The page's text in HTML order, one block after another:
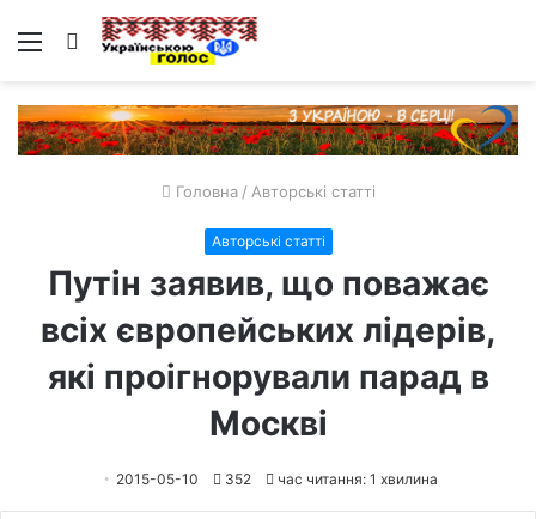
Меню Пошук
Головна / Авторські статті
Авторські статті
Путін заявив, що поважає
всіх європейських лідерів,
які проігнорували парад в
Москві
2015-05-10 352 час читання: 1 хвилина